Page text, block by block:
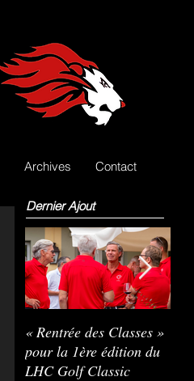
Archives Contact
Dernier Ajout
« Rentrée des Classes »
pour la 1ère édition du
LHC Golf Classic